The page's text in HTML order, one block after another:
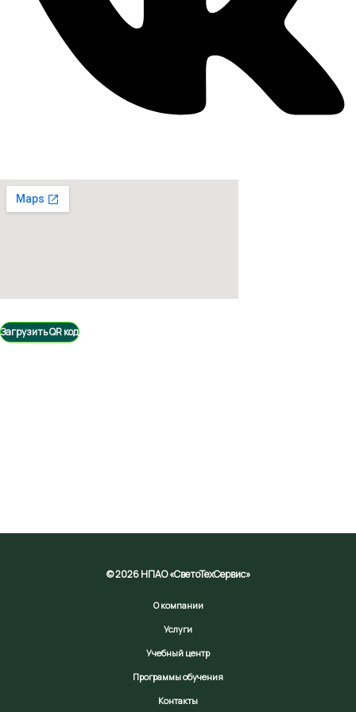
Загрузить QR код
© 2026 НПАО «СветоТехСервис»
О компании
Услуги
Учебный центр
Программы обучения
Контакты